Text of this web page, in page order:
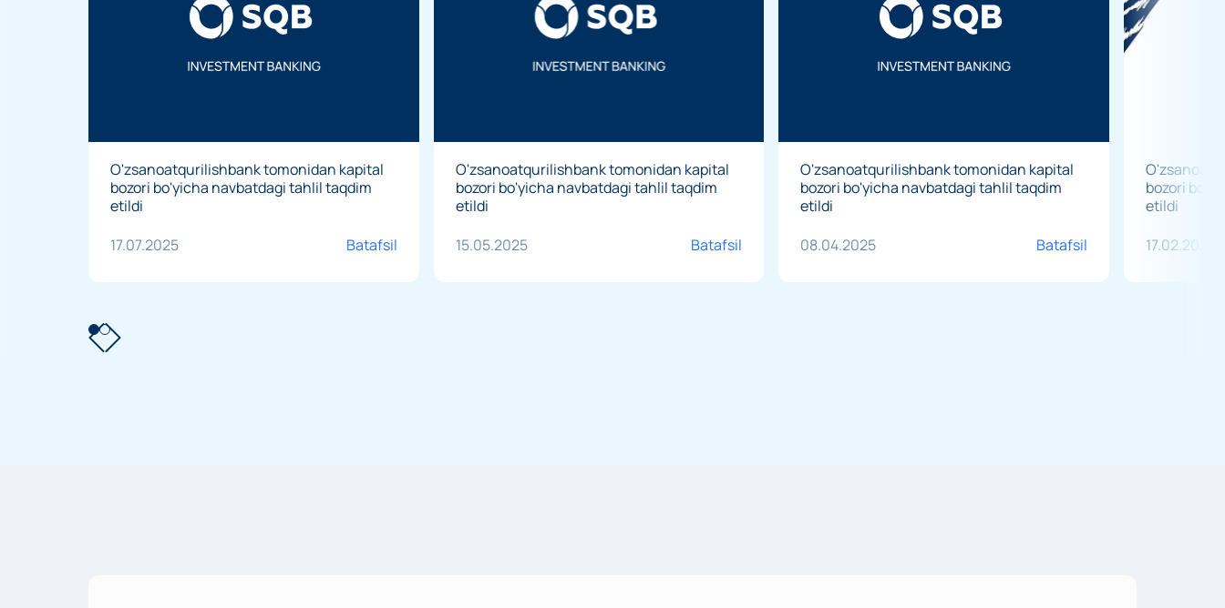
O'zsanoatqurilishbank tomonidan kapital
bozori bo'yicha navbatdagi tahlil taqdim
etildi
17.07.2025
Batafsil
O'zsanoatqurilishbank tomonidan kapital
bozori bo'yicha navbatdagi tahlil taqdim
etildi
15.05.2025
Batafsil
O'zsanoatqurilishbank tomonidan kapital
bozori bo'yicha navbatdagi tahlil taqdim
etildi
08.04.2025
Batafsil
bozori
etildi
17.02.2025